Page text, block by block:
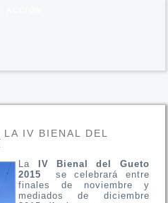
LA IV BIENAL DEL
La
IV Bienal del Gueto
2015 se celebrará entre
finales de noviembre y
mediados de diciembre